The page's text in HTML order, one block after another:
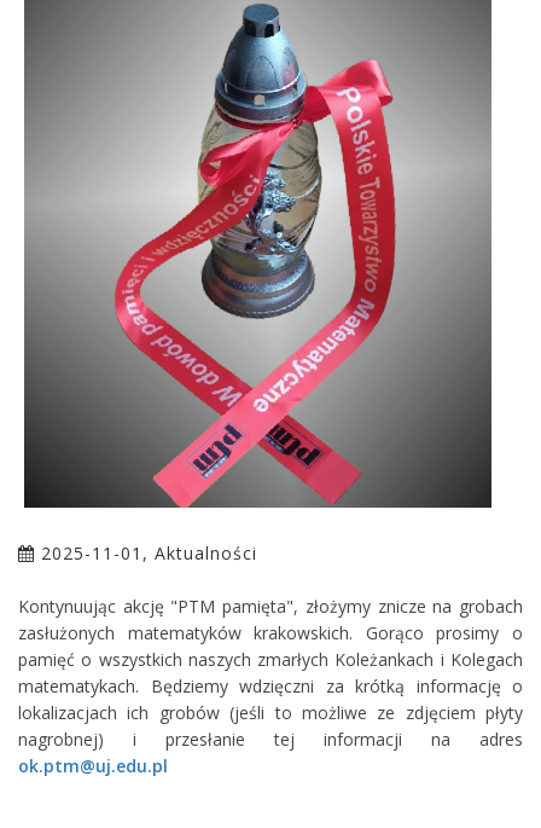
2025-11-01, Aktualności
Kontynuując akcję "PTM pamięta", złożymy znicze na grobach
zasłużonych matematyków krakowskich. Gorąco prosimy o
pamięć o wszystkich naszych zmarłych Koleżankach i Kolegach
matematykach. Będziemy wdzięczni za krótką informację o
lokalizacjach ich grobów (jeśli to możliwe ze zdjęciem płyty
nagrobnej) i przesłanie tej informacji na adres
ok.ptm@uj.edu.pl